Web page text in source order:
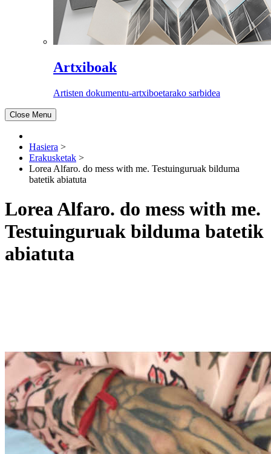
Artxiboak
Artisten dokumentu-artxiboetarako sarbidea
Close Menu
Hasiera >
Erakusketak >
Lorea Alfaro. do mess with me. Testuinguruak bilduma
batetik abiatuta
Lorea Alfaro. do mess with me.
Testuinguruak bilduma batetik
abiatuta